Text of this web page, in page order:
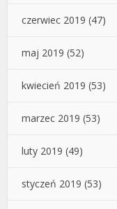
czerwiec 2019 (47)
maj 2019 (52)
kwiecień 2019 (53)
marzec 2019 (53)
luty 2019 (49)
styczeń 2019 (53)